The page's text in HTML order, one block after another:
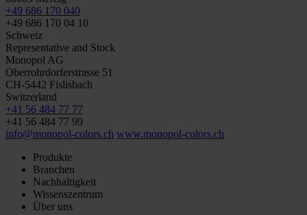
+49 686 170 040
+49 686 170 04 10
Schweiz
Representative and Stock
Monopol AG
Oberrohrdorferstrasse 51
CH-5442 Fislisbach
Switzerland
+41 56 484 77 77
+41 56 484 77 99
info@monopol-colors.ch www.monopol-colors.ch
Produkte
Branchen
Nachhaltigkeit
Wissenszentrum
Über uns